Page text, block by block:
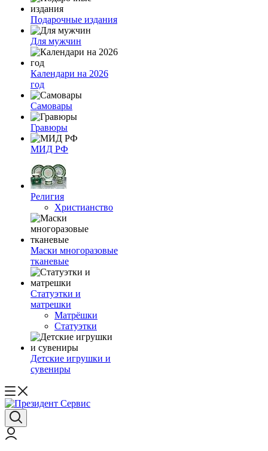
Подарочные издания
Для мужчин
Календари на 2026
год
Самовары
Гравюры
МИД РФ
Религия
Христианство
Маски многоразовые
тканевые
Статуэтки и
матрешки
Матрёшки
Статуэтки
Детские игрушки и
сувениры